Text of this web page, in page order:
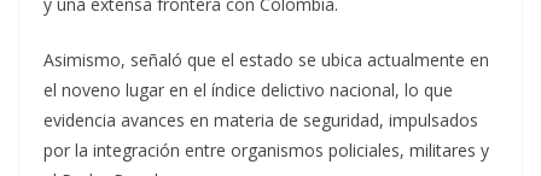
Asimismo, señaló que el estado se ubica actualmente en
el noveno lugar en el índice delictivo nacional, lo que
evidencia avances en materia de seguridad, impulsados
por la integración entre organismos policiales, militares y